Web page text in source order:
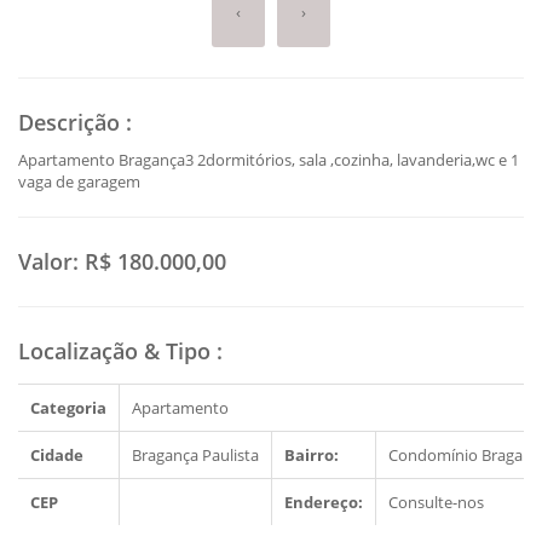
‹ ›
Descrição :
Apartamento Bragança3 2dormitórios, sala ,cozinha, lavanderia,wc e 1
vaga de garagem
Valor: R$ 180.000,00
Localização & Tipo :
Categoria Apartamento
Cidade Bragança Paulista Bairro: Condomínio
CEP Endereço: Consulte-nos